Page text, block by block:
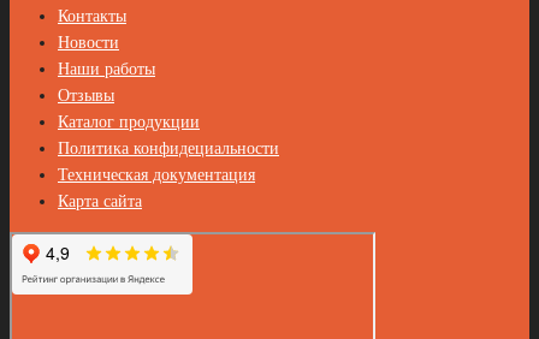
Контакты
Новости
Наши работы
Отзывы
Каталог продукции
Политика конфидециальности
Техническая документация
Карта сайта